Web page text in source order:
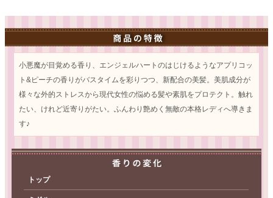
小悪魔が目覚める香り、エンジェルハートのはじけるようなアプリコッ
ト&ピーチの香りがバスタイムを彩りつつ、新配合の美髪。美肌成分が
様々な外的ストレスから現代女性の悩める髪や素肌をプロテクト。触れ
たい、けれど近寄りがたい。ふんわり艶めく無敵の本格レディへ導きま
す♪
トップ